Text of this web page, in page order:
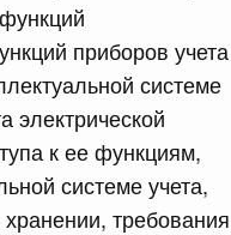
приборов учета
системе
электрической
к ее функциям,
системе учета,
требования